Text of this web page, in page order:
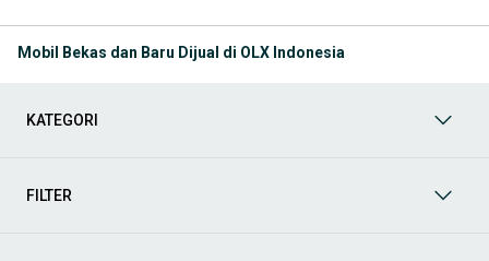
Anda mencari mobil keluarga, SUV tangguh, sedan elegan, atau
yang berkualitas. Kami hadir untuk memastikan pengalaman jual
passion Anda sekarang juga. Berikut adalah kategori utama yang
Mobil Bekas dan Baru Dijual di OLX Indonesia
KATEGORI
FILTER